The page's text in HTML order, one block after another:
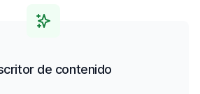
de contenido